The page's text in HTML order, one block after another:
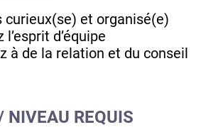
curieux(se) et organisé(e)
l’esprit d’équipe
à de la relation et du conseil
NIVEAU REQUIS